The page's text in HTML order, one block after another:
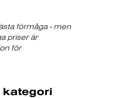
förmåga - men
priser är
för
kategori